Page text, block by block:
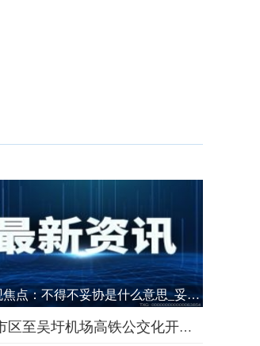
世界观焦点：不得不妥协是什么意思_妥协是什么意思
南宁市区至吴圩机场高铁公交化开行 运行时间为每天6：30至22：30